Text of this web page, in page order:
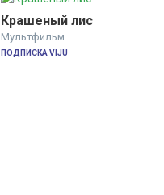
Крашеный лис
Мультфильм
ПОДПИСКА VIJU